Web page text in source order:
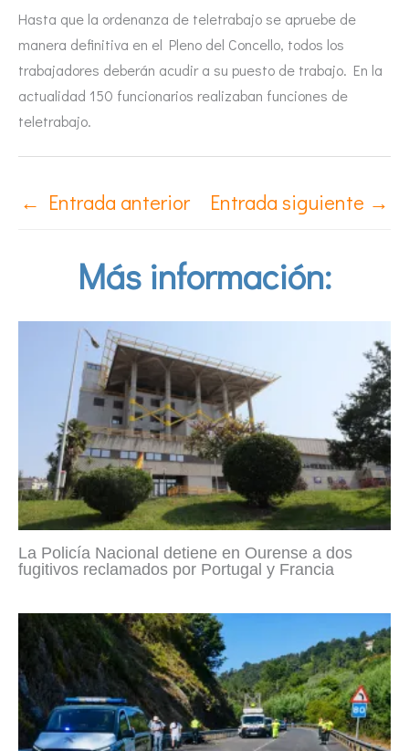
Hasta que la ordenanza de teletrabajo se apruebe de
manera definitiva en el Pleno del Concello, todos los
trabajadores deberán acudir a su puesto de trabajo. En la
actualidad 150 funcionarios realizaban funciones de
teletrabajo.
← Entrada anterior Entrada siguiente →
Más información:
La Policía Nacional detiene en Ourense a dos
fugitivos reclamados por Portugal y Francia